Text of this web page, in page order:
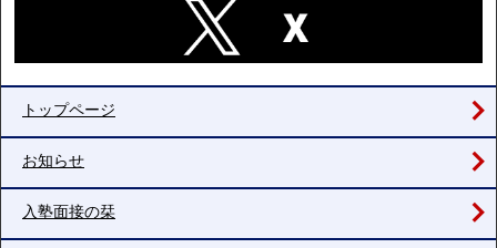
トップページ
お知らせ
入塾面接の栞